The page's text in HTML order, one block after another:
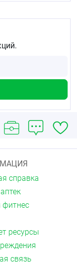
справка
фитнес
ресурсы
связь